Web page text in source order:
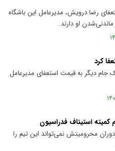
رضا درویش، مدیرعامل این باشگاه
او دارند.
کرد
دیگر به قیمت استعفای مدیرعامل
استیناف فدراسیون
محرومیتش نمی‌تواند این تیم را